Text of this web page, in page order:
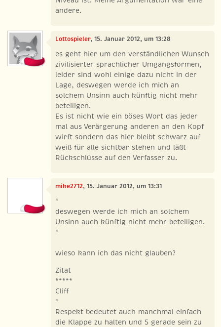
andere.
Lottospieler, 15. Januar 2012, um 13:28
es geht hier um den verständlichen Wunsch
zivilisierter sprachlicher Umgangsformen,
leider sind wohl einige dazu nicht in der
Lage, deswegen werde ich mich an
solchem Unsinn auch künftig nicht mehr
beteiligen.
Es ist nicht wie ein böses Wort das jeder
mal aus Verärgerung anderen an den Kopf
wirft sondern das hier bleibt schwarz auf
weiß für alle sichtbar stehen und läßt
Rückschlüsse auf den Verfasser zu.
mike2712, 15. Januar 2012, um 13:31
"
deswegen werde ich mich an solchem
Unsinn auch künftig nicht mehr beteiligen.
"
wieso kann ich das nicht glauben?
Zitat
*****
Cliff
"
Respekt bedeutet auch manchmal einfach
die Klappe zu halten und 5 gerade sein zu